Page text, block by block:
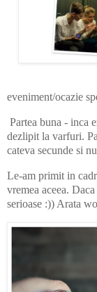
eveniment/ocazie
Partea buna - inca
dezlipit la varfuri.
cateva secunde si
Le-am primit in
vremea aceea.
serioase :)) Arata